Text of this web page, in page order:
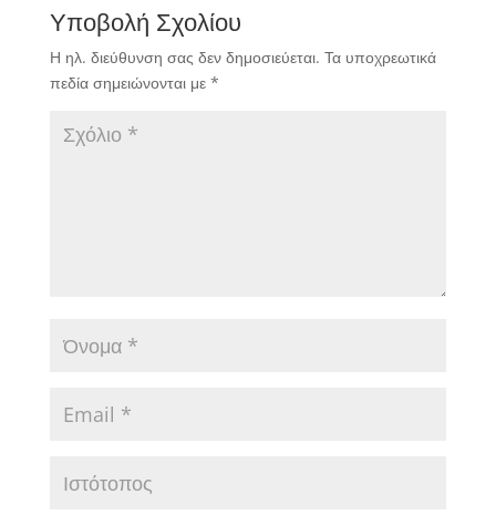
Υποβολή Σχολίου
Η ηλ. διεύθυνση σας δεν δημοσιεύεται. Τα υποχρεωτικά
πεδία σημειώνονται με *